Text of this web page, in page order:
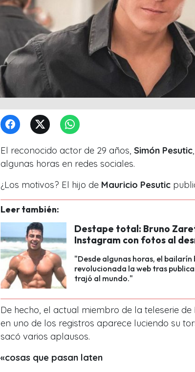
El reconocido actor de 29 años, Simón Pesutic
algunas horas en redes sociales.
¿Los motivos? El hijo de Mauricio Pesutic
Leer también:
Destape total: Bruno
Instagram con fotos al
"Desde algunas horas, el
revolucionada la web tras
trajó al mundo."
De hecho, el actual miembro de la teleserie de
en uno de los registros aparece luciendo su
sacó varios aplausos.
«cosas que pasan laten